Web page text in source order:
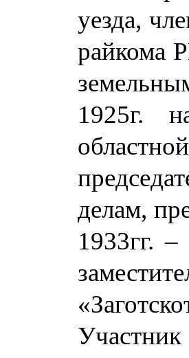
уезда,
райкома
1925г.
делам,
1933гг.